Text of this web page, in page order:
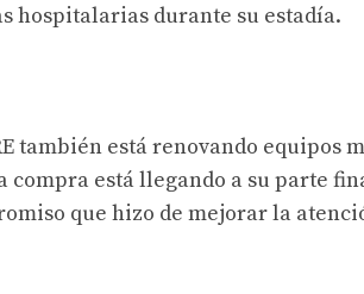
hospitalarias durante su estadía.
también está renovando equipos
compra está llegando a su parte
que hizo de mejorar la